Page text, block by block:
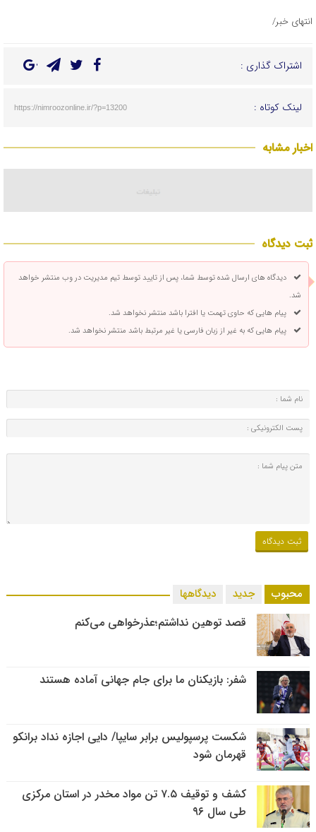
انتهای خبر/
اشتراک گذاری :
لینک کوتاه : https://nimroozonline.ir/?p=13200
اخبار مشابه
ثبت دیدگاه
دیدگاه های ارسال شده توسط شما، پس از تایید توسط تیم مدیریت در وب منتشر خواهد
شد.
پیام هایی که حاوی تهمت یا افترا باشد منتشر نخواهد شد.
پیام هایی که به غیر از زبان فارسی یا غیر مرتبط باشد منتشر نخواهد شد.
محبوب جدید دیدگاهها
قصد توهین نداشتم؛عذرخواهی می‌کنم
شفر: بازیکنان ما برای جام جهانی آماده هستند
شکست پرسپولیس برابر سایپا/ دایی اجازه نداد برانکو
قهرمان شود
کشف و توقیف ۷.۵ تن مواد مخدر در استان مرکزی
طی سال ۹۶